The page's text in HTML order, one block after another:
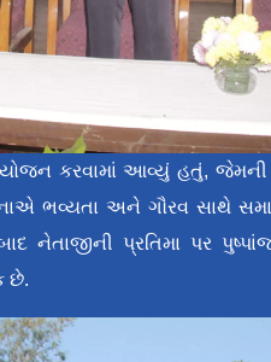
કરવામાં આવ્યું હતું, જેમની
ભવ્યતા અને ગૌરવ સાથે
નેતાજીની પ્રતિમા પર
છે.